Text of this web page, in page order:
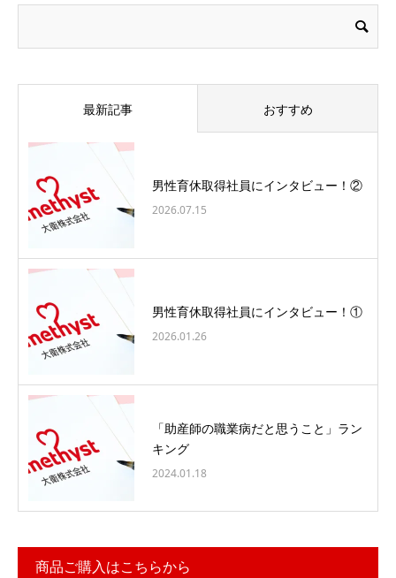
最新記事 おすすめ
男性育休取得社員にインタビュー！②
2026.07.15
男性育休取得社員にインタビュー！①
2026.01.26
「助産師の職業病だと思うこと」ラン
キング
2024.01.18
商品ご購入はこちらから